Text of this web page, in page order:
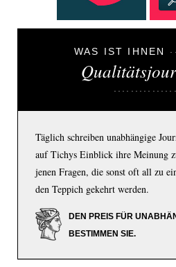
WAS IST IHNEN
Täglich schreiben unabhängige
auf Tichys Einblick ihre Meinung
jenen Fragen, die sonst oft all zu
den Teppich gekehrt werden.
DEN PREIS FÜR
BESTIMMEN SIE.